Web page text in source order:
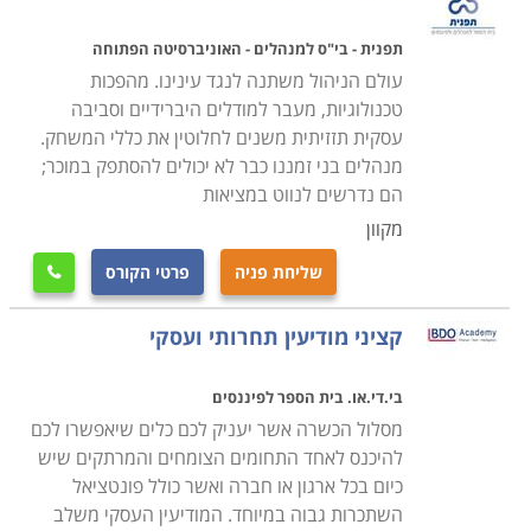
להרחיב את ידיעותיהם ולהתעדכן בחידושים, מידע או
טכנולוגיות שישפרו את תפקודם, וכן לעתודות ניהוליות, מי
שרואה את עצמו כמנהל לעתיד ומציב לו את הניהול כיעד.
כדי להתאים לקהל זה, מרבית הלימודים נערכים בשעות
הערב, או כסמינרים מרוכזים, במטרה לנצל את הזמן באופן
תכליתי, ולחסוך בשעות עבודה יקרות.
תוכן הקורסים
לימודי ניהול מקנים ארגז כלים לעבוד איתו ומיומנויות בתקווה
לתוצאות שיתבטאו בפעילותו של הארגון בשטח באמצעות
פיתוח מנהלים ועתודה ניהולית. הקורסים המוצעים עוסקים
בדרג ביניים ובכיר בחברות או בעלי עסקים.
בין המסלולים שתוכלו למצוא בקטגוריה זו: כלים לניהול
תרבות ואומנות, מערכות ייצור, עסקים משפחתיים,
תפנית - בי"ס למנהלים - האוניברסיטה הפתוחה
עולם הניהול משתנה לנגד עינינו. מהפכות
טכנולוגיות, מעבר למודלים היברידיים וסביבה
עסקית תזזיתית משנים לחלוטין את כללי המשחק.
מנהלים בני זמננו כבר לא יכולים להסתפק במוכר;
הם נדרשים לנווט במציאות
מקוון
שליחת פניה פרטי הקורס 
קציני מודיעין תחרותי ועסקי
בי.די.או. בית הספר לפיננסים
מסלול הכשרה אשר יעניק לכם כלים שיאפשרו לכם
להיכנס לאחד התחומים הצומחים והמרתקים שיש
כיום בכל ארגון או חברה ואשר כולל פונטציאל
השתכרות גבוה במיוחד. המודיעין העסקי משלב